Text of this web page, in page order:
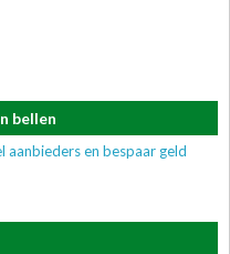
bellen
aanbieders en bespaar geld